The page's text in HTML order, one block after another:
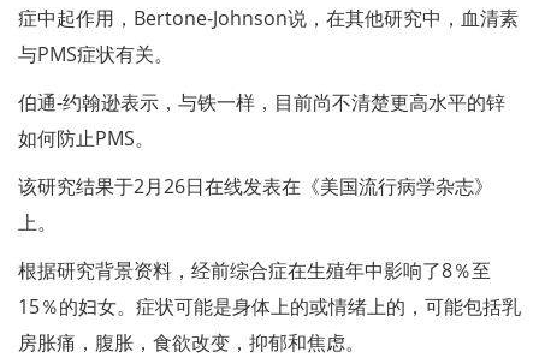
症中起作用，Bertone-Johnson说，在其他研究中，血清素
与PMS症状有关。
伯通-约翰逊表示，与铁一样，目前尚不清楚更高水平的锌
如何防止PMS。
该研究结果于2月26日在线发表在《美国流行病学杂志》
上。
根据研究背景资料，经前综合症在生殖年中影响了8％至
15％的妇女。症状可能是身体上的或情绪上的，可能包括乳
房胀痛，腹胀，食欲改变，抑郁和焦虑。